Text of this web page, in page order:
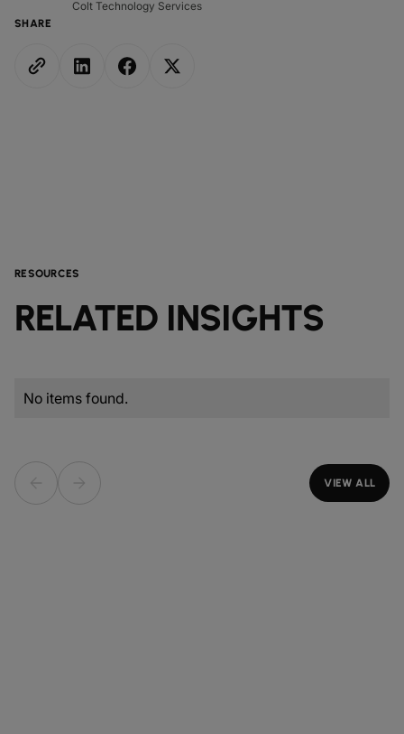
Colt Technology Services
SHARE
RESOURCES
RELATED INSIGHTS
No items found.
VIEW ALL